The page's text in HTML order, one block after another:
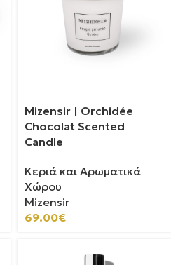
Mizensir | Orchidée
Chocolat Scented
Candle
Κεριά και Αρωματικά
Χώρου
Mizensir
69.00€